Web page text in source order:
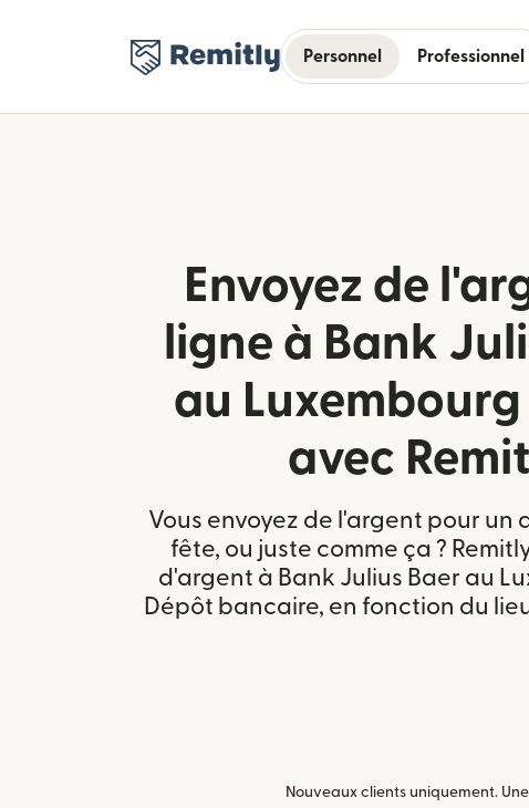
Personnel Professionnel
Envoyez de
ligne à Bank
au
avec
Vous envoyez de l'argent pour un
fête, ou juste comme ça ?
d'argent à Bank Julius Baer au
Dépôt bancaire, en fonction du
Nouveaux clients uniquement.